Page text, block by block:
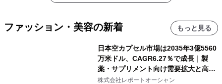
ファッション・美容の新着 もっと見る
日本空カプセル市場は2035年3億5560
万米ドル、CAGR6.27％で成長｜製
薬・サプリメント向け需要拡大と高機
能化が市場を牽引
株式会社レポートオーシャン